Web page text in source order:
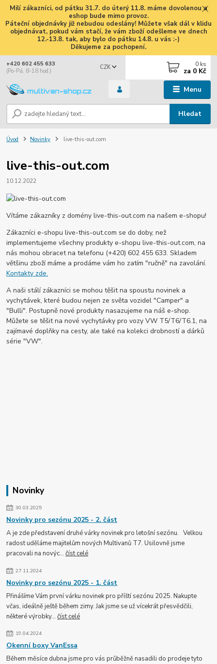
Milí zákazníci, od pátku 31.7. do úterý 11.8. máme dovolenou a
eshop bude mimo provoz.
Páteční objednávky již nebudou odeslány! Můžete však dál v klidu
objednávat, pokud vám stačí, že vám zboží odešleme ve dnech
12.-13.8. tak, aby bylo do pátku 14.8. u vás :-)
Děkujeme za pochopení.
Menu
CZK
Hledat
+420 602 455 633
(Po-Pá, 8-18 hod.)
0 ks
za 0 Kč
Novinky
30.03.2025
Novinky pro sezónu 2025 - 2. část
A je zde představení druhé várky novinek pro letošní sezónu. Velkou
radost uděláme majitelům nových Multivanů T7. Usilovně jsme
pracovali na novýc...číst celé
27.11.2024
Novinky pro sezónu 2025 - 1. část
Přinášíme Vám první várku novinek pro příští sezónu 2025. Nakupte
včas, ideálně ještě během zimy. Jak jsme se už vícekrát přesvědčili,
některé výrobky...číst celé
19.04.2024
Okenní boxy VanEssa
Během měsíce dubna jsme pro vás průběžně nasadili do prodeje tyto
Úvod Novinky live-this-out.com
live-this-out.com
10.12.2022
Vítáme zákazníky z domény live-this-out.com na našem e-shopu!
Zákazníci e-shopu live-this-out.com se do doby, než
implementujeme všechny produkty e-shopu live-this-out.com, na
nás mohou obracet na telefonu (+420) 602 455 633. Skladem
většinu zboží máme a prodáme vám ho zatím "ručně" na zavolání.
Kontakty zde.
A naši stálí zákazníci se mohou těšit na spoustu novinek a
vychytávek, které budou nejen ze světa vozidel "Camper" a
"Bulli". Postupně nové produkty nasazujeme na náš e-shop.
Můžete se těšit na nové vychytávky pro vozy VW T5/T6/T6.1, na
zajímavé doplňky na cesty, ale také na kolekci drobností a dárků
série "VW".